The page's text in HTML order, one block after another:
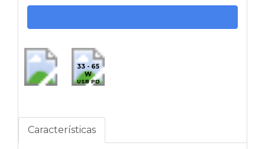
33 - 65
W
USB PD
Características